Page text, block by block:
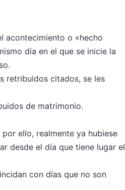
acontecimiento o «hecho
día en el que se inicie la
retribuidos citados, se les
de matrimonio.
ello, realmente ya hubiese
desde el día que tiene lugar el
con días que no son